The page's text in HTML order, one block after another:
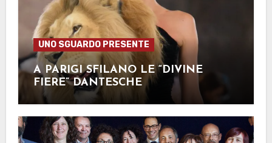
UNO SGUARDO PRESENTE
A PARIGI SFILANO LE “DIVINE
FIERE” DANTESCHE